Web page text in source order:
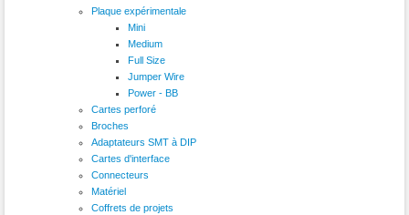
Plaque expérimentale
Mini
Medium
Full Size
Jumper Wire
Power - BB
Cartes perforé
Broches
Adaptateurs SMT à DIP
Cartes d'interface
Connecteurs
Matériel
Coffrets de projets